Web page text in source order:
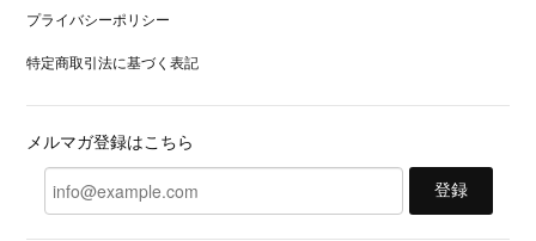
プライバシーポリシー
特定商取引法に基づく表記
メルマガ登録はこちら
登録